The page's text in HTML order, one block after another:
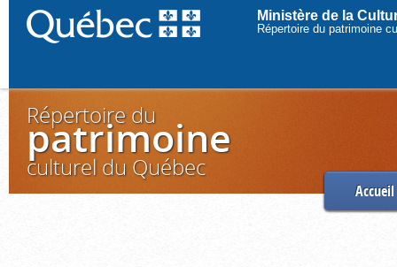
Ministère de la
Répertoire du patrimoine
Répertoire du
patrimoine
culturel du Québec
Accueil